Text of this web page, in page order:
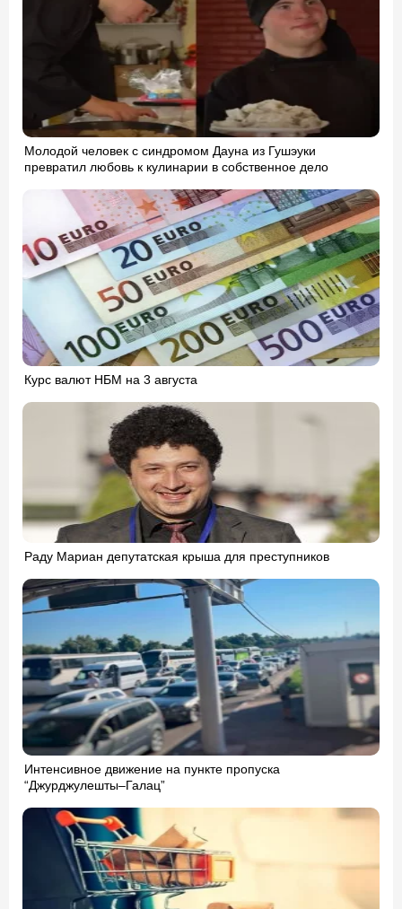
Молодой человек с синдромом Дауна из Гушэуки
превратил любовь к кулинарии в собственное дело
Курс валют НБМ на 3 августа
Раду Мариан депутатская крыша для преступников
Интенсивное движение на пункте пропуска
“Джурджулешты–Галац”